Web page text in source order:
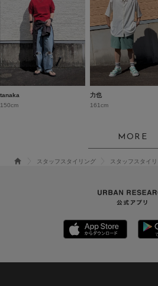
tanaka
150cm
力也
161cm
MORE
スタッフスタイリング スタッフスタイ